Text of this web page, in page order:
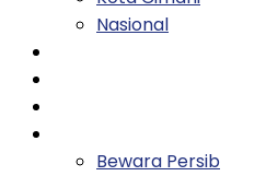
Nasional
Bewara Persib